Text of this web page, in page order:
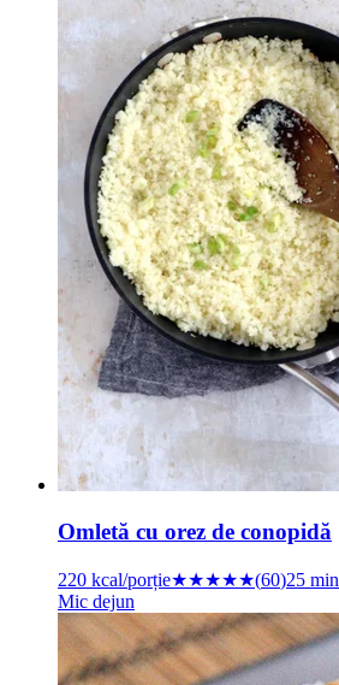
Omletă cu orez de conopidă
220 kcal/porție★★★★★(60)25 min
Mic dejun